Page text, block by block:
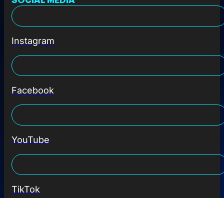
Instagram
Facebook
YouTube
TikTok